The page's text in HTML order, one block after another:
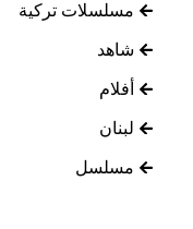
مسلسلات تركية
شاهد
أفلام
لبنان
مسلسل